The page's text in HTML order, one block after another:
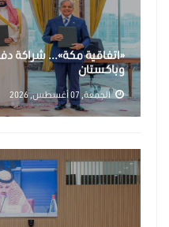
السعودية تؤكد دعمها الثابت
مجلس الأمن
«اتفاقية مكة»... شراكة
وباكستان
الجمعة, 07 أغسطس, 2026